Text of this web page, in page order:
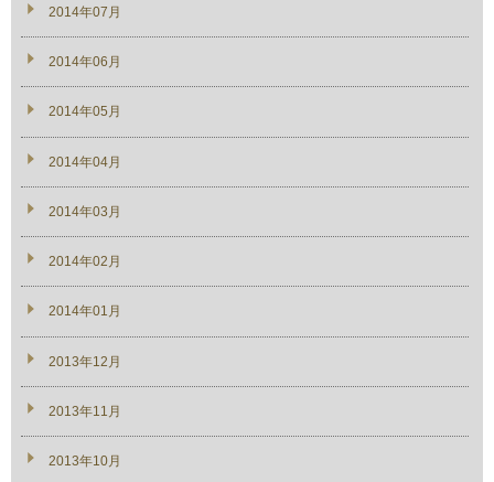
2014年07月
2014年06月
2014年05月
2014年04月
2014年03月
2014年02月
2014年01月
2013年12月
2013年11月
2013年10月